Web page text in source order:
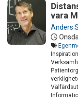
vara
Anders